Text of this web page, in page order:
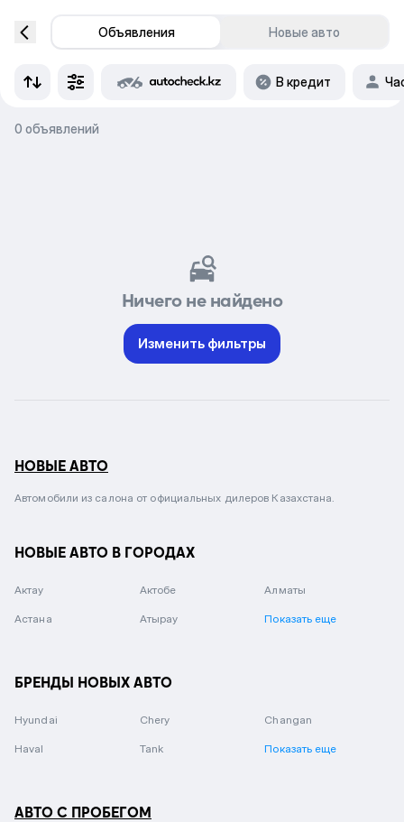
Объявления Новые авто
В кредит
0 объявлений
Ничего не найдено
Изменить фильтры
НОВЫЕ АВТО
Автомобили из салона от официальных дилеров Казахстана.
НОВЫЕ АВТО В ГОРОДАХ
Актау Актобе Алматы
Астана Атырау Показать еще
БРЕНДЫ НОВЫХ АВТО
Hyundai Chery Changan
Haval Tank Показать еще
АВТО С ПРОБЕГОМ